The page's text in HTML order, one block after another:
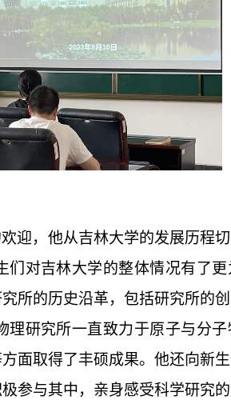
迎，他从吉林大学的发展历程
对吉林大学的整体情况有了
所的历史沿革，包括研究所的
研究所一直致力于原子与分
面取得了丰硕成果。他还向新
参与其中，亲身感受科学研究的